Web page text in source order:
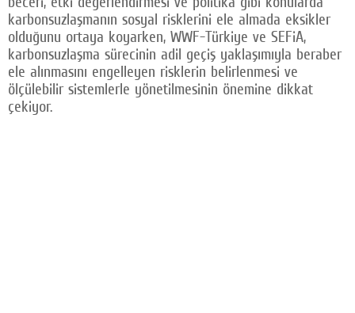
karbonsuzlaşmanın sosyal risklerini ele almada eksikler
olduğunu ortaya koyarken, WWF-Türkiye ve SEFiA,
karbonsuzlaşma sürecinin adil geçiş yaklaşımıyla beraber
ele alınmasını engelleyen risklerin belirlenmesi ve
ölçülebilir sistemlerle yönetilmesinin önemine dikkat
çekiyor.